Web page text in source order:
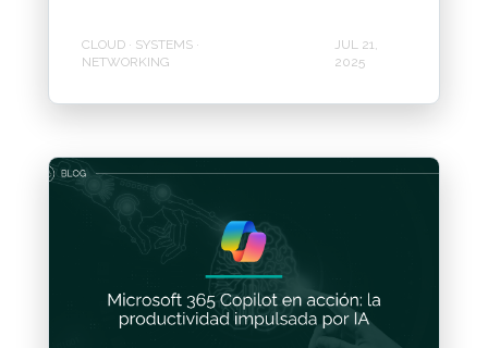
CLOUD · SYSTEMS ·
NETWORKING
JUL 21,
2025